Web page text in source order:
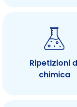
Ripetizioni
chimica